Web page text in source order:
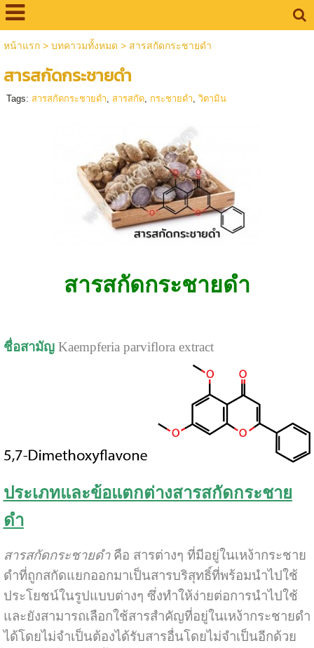
หน้าแรก> บทคาวมทั้งหมด > สารสกัดกระชายดำ
สารสกัดกระชายดำ
Tags: สารสกัดกระชายดำ, สารสกัด, กระชายดำ, วิตามิน
สารสกัดกระชายดำ
ชื่อสามัญKaempferia parviflora extract
ประเภทและข้อแตกต่างสารสกัดกระชาย
ดำ
สารสกัดกระชายดำ คือ สารต่างๆ ที่มีอยู่ในเหง้ากระชาย
ดำที่ถูกสกัดแยกออกมาเป็นสารบริสุทธิ์ที่พร้อมนำไปใช้
ประโยชน์ในรูปแบบต่างๆ ซึ่งทำให้ง่ายต่อการนำไปใช้
และยังสามารถเลือกใช้สารสำคัญที่อยู่ในเหง้ากระชายดำ
ได้โดยไม่จำเป็นต้องได้รับสารอื่นโดยไม่จำเป็นอีกด้วย